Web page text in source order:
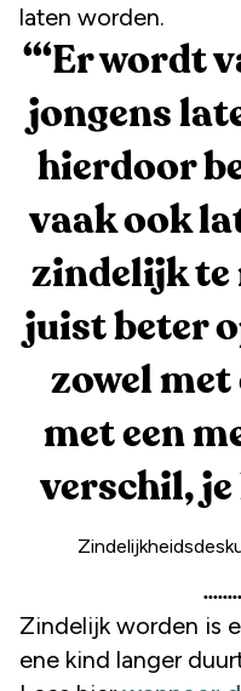
laten worden.
“‘Er wordt
jongens
hierdoor
vaak ook
zindelijk te
juist beter
zowel met
met een
verschil, je
Zindelijk worden is
ene kind langer